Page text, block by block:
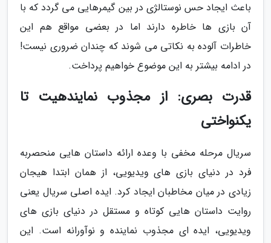
باعث ایجاد حس نوستالژی در بین گیمرهایی می گردد که با
آن بازی ها خاطره دارند اما در بعضی مواقع هم این
خاطرات آلوده به نکاتی می شوند که چندان ضروری نیست!
در ادامه بیشتر به این موضوع خواهیم پرداخت.
قدرت بصری: از مجذوب نمایندهیت تا
یکنواختی
سریال مرحله مخفی با وعده ارائه داستان هایی منحصربه
فرد در دنیای بازی های ویدیویی، از همان ابتدا هیجان
زیادی در میان مخاطبان ایجاد کرد. ایده اصلی سریال یعنی
روایت داستان هایی کوتاه و مستقل در دنیای بازی های
ویدیویی، ایده ای مجذوب نماینده و نوآورانه است. این